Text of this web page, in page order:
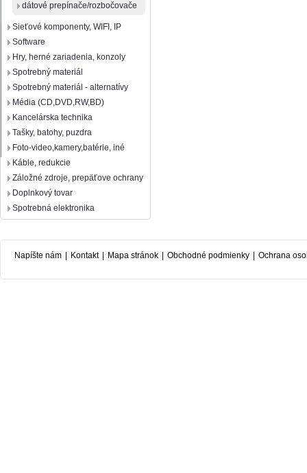
dátové prepínače/rozbočovače
Sieťové komponenty, WIFI, IP
Software
Hry, herné zariadenia, konzoly
Spotrebný materiál
Spotrebný materiál - alternatívy
Média (CD,DVD,RW,BD)
Kancelárska technika
Tašky, batohy, puzdra
Foto-video,kamery,batérie, iné
Káble, redukcie
Záložné zdroje, prepäťove ochrany
Doplnkový tovar
Spotrebná elektronika
Napíšte nám Kontakt Mapa stránok Obchodné podmienky Ochrana